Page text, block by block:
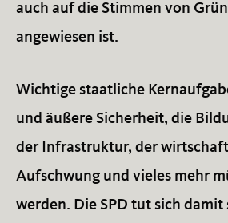
auch auf die Stimmen von
angewiesen ist.
Wichtige staatliche
und äußere Sicherheit, die
der Infrastruktur, der
Aufschwung und vieles mehr
werden. Die SPD tut sich damit